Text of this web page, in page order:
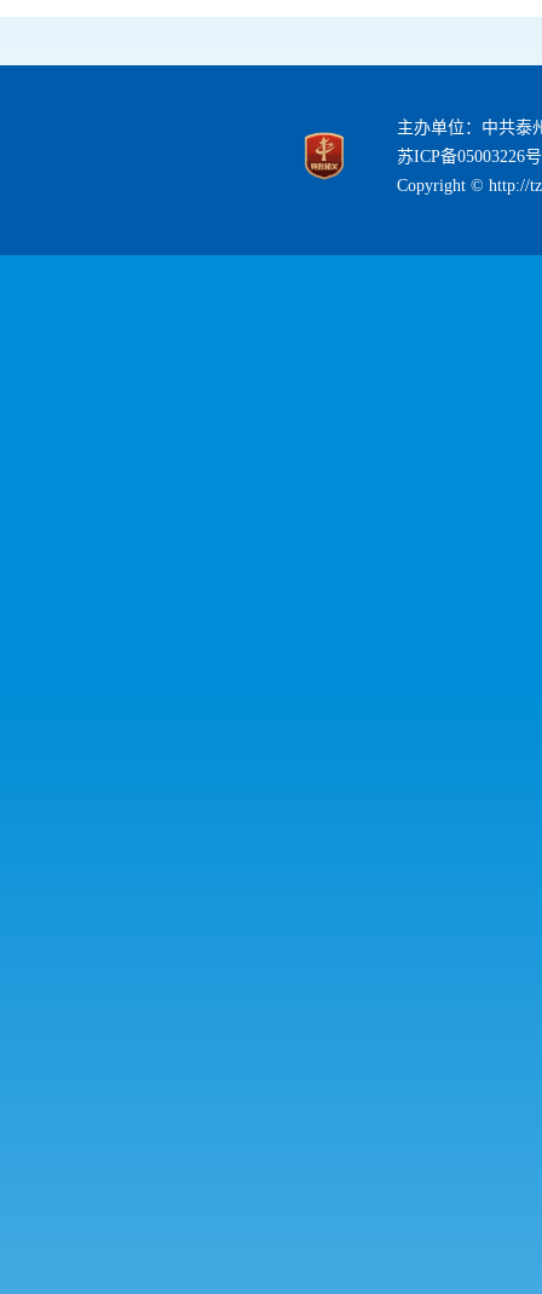
主办单位：中共泰
苏ICP备05003226号
Copyright © http://